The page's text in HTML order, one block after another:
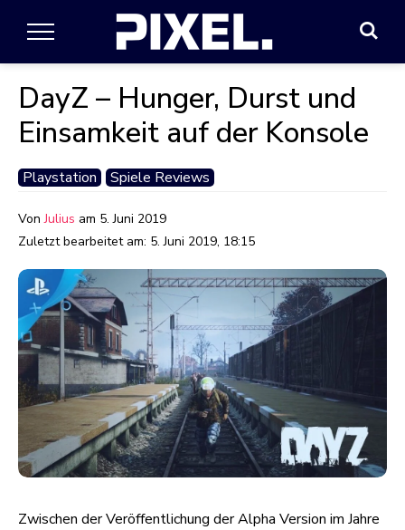
DayZ – Hunger, Durst und
Einsamkeit auf der Konsole
Playstation Spiele Reviews
VonJulius am 5. Juni 2019
Zuletzt bearbeitet am: 5. Juni 2019, 18:15
Zwischen der Veröffentlichung der Alpha Version im Jahre